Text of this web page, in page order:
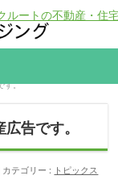
す。
告です。
カテゴリー : トピックス